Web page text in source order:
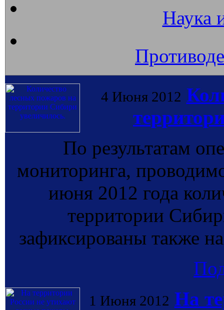
Наука
4 Июня 2012
По результатам
мониторинга,
июня 2012 года
территории
зафиксированы также
1 Июня 2012 На